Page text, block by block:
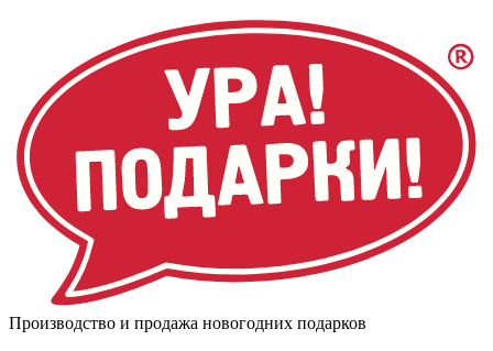
Производство и продажа новогодних подарков